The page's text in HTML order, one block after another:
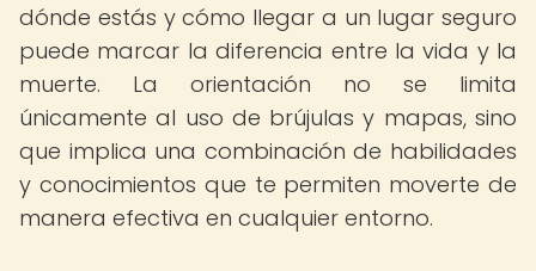
dónde estás y cómo llegar a un lugar seguro
puede marcar la diferencia entre la vida y la
muerte. La orientación no se limita
únicamente al uso de brújulas y mapas, sino
que implica una combinación de habilidades
y conocimientos que te permiten moverte de
manera efectiva en cualquier entorno.